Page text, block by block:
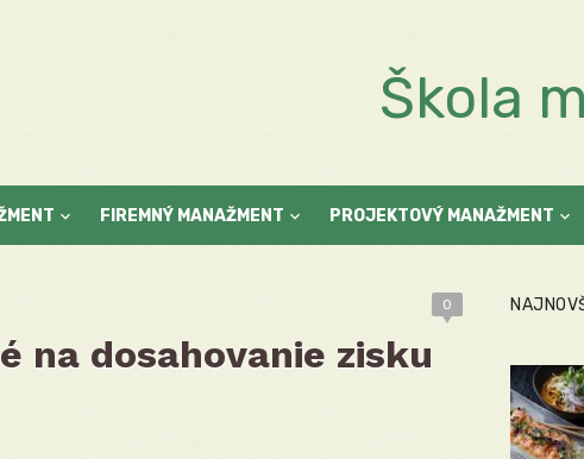
Škola
FIREMNÝ MANAŽMENT PROJEKTOVÝ MANAŽMENT
0
na dosahovanie zisku